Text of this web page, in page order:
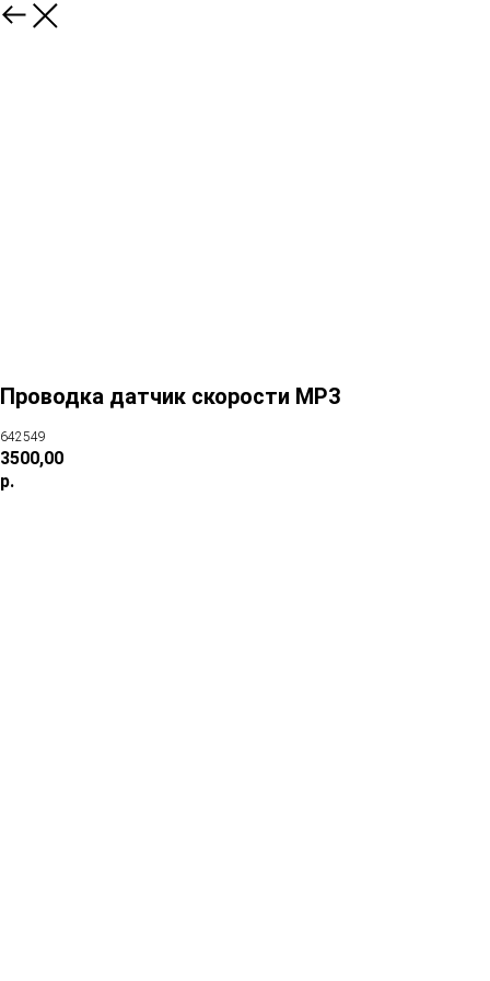
Проводка датчик скорости MP3
642549
3500,00
р.